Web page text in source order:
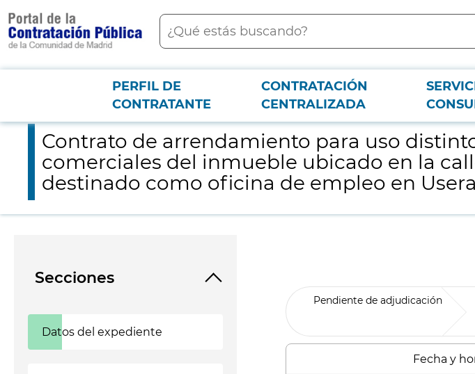
contenido
principal
Buscar
Menú PCON
PERFIL DE
CONTRATANTE
CONTRATACIÓN
CENTRALIZADA
Contrato de arrendamiento para uso distinto del de vivienda relativo a dos locales comerciales del
Contrato de arrendamiento para uso
comerciales del inmueble ubicado en la
destinado como oficina de empleo en Usera
Secciones
Datos del expediente
Pendiente de adjudicación
Fecha y